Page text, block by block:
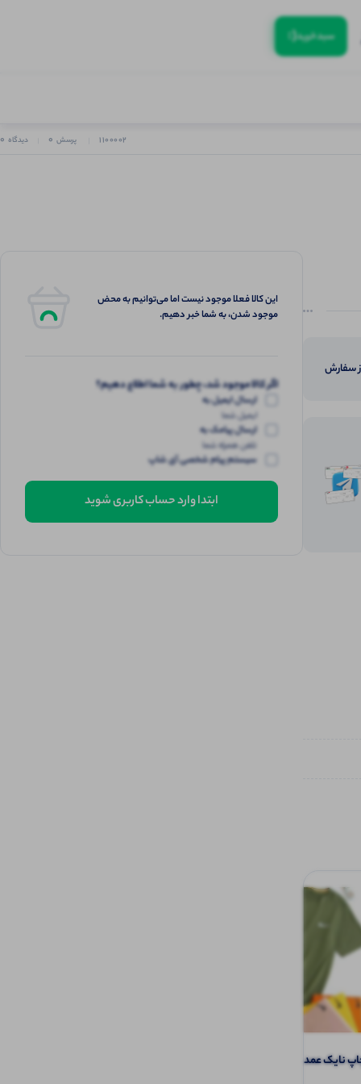
سبد‌خرید(:
1100002 پرسش 0 دیدگاه 0
سفارش
عمده (پک 6 عددی)
این کالا فعلا موجود نیست اما می‌توانیم به محض
موجود شدن، به شما خبر دهیم.
اگر کالا موجود شد، چطور به شما اطلاع دهیم؟
ارسال ایمیل به
ایمیل شما
ارسال پیامک به
تلفن همراه شما
سیستم پیام شخصی آی شاپ
ابتدا وارد حساب کاربری شوید